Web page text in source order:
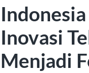
Inovasi
Menjadi